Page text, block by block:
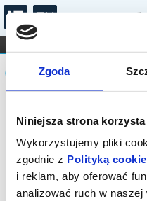
Zgoda
Niniejsza strona
Wykorzystujemy pliki
zgodnie z Polityką
i reklam, aby oferować
analizować ruch w
FILHARMONIA OPERA I
DLA DZIECI
Komunikat
Sprzedaż biletów
została